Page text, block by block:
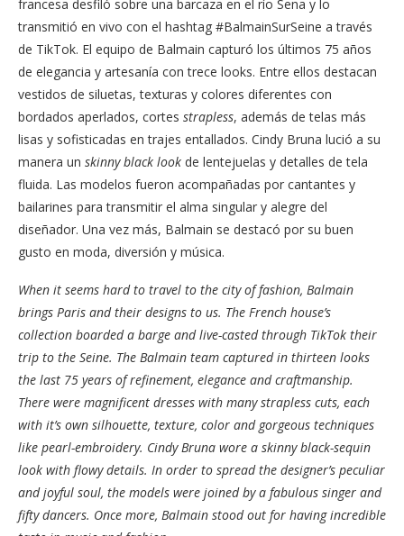
francesa desfiló sobre una barcaza en el río Sena y lo
transmitió en vivo con el hashtag #BalmainSurSeine a través
de TikTok. El equipo de Balmain capturó los últimos 75 años
de elegancia y artesanía con trece looks. Entre ellos destacan
vestidos de siluetas, texturas y colores diferentes con
bordados aperlados, cortes strapless, además de telas más
lisas y sofisticadas en trajes entallados. Cindy Bruna lució a su
manera un skinny black look de lentejuelas y detalles de tela
fluida. Las modelos fueron acompañadas por cantantes y
bailarines para transmitir el alma singular y alegre del
diseñador. Una vez más, Balmain se destacó por su buen
gusto en moda, diversión y música.
When it seems hard to travel to the city of fashion, Balmain
brings Paris and their designs to us. The French house’s
collection boarded a barge and live-casted through TikTok their
trip to the Seine. The Balmain team captured in thirteen looks
the last 75 years of refinement, elegance and craftmanship.
There were magnificent dresses with many strapless cuts, each
with it’s own silhouette, texture, color and gorgeous techniques
like pearl-embroidery. Cindy Bruna wore a skinny black-sequin
look with flowy details. In order to spread the designer’s peculiar
and joyful soul, the models were joined by a fabulous singer and
fifty dancers. Once more, Balmain stood out for having incredible